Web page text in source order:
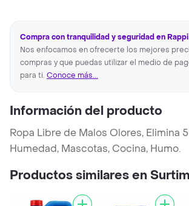
Compra con tranquilidad y seguridad en Rappi
Nos enfocamos en ofrecerte los mejores
compras y que puedas utilizar el medio de
para ti. Conoce más...
Información del producto
Ropa Libre de Malos Olores, Elimina
Humedad, Mascotas, Cocina, Humo.
Productos similares en